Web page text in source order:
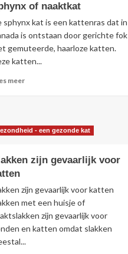
bijna
dood
door
vossenklem
Ninove
of naaktkat
sphynx kat is een kattenras dat in
is ontstaan door gerichte fok
gemuteerde, haarloze katten.
katten...
meerLees
of
naaktkat
- een gezonde kat
zijn gevaarlijk voor
zijn gevaarlijk voor katten
met een huisje of
zijn gevaarlijk voor
en katten omdat slakken